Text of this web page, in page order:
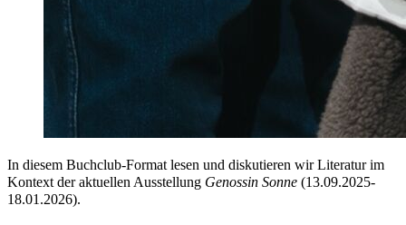
In diesem Buchclub-Format lesen und diskutieren wir Literatur im
Kontext der aktuellen Ausstellung Genossin Sonne (13.09.2025-
18.01.2026).